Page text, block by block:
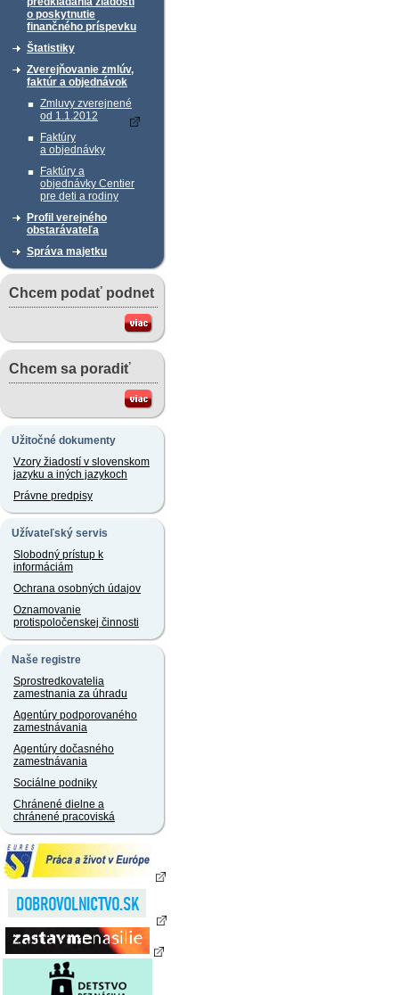
o poskytnutie
finančného príspevku
Štatistiky
Zverejňovanie zmlúv,
faktúr a objednávok
Zmluvy zverejnené
od 1.1.2012
Faktúry
a objednávky
Faktúry a
objednávky Centier
pre deti a rodiny
Profil verejného
obstarávateľa
Správa majetku
Chcem podať podnet
Chcem sa poradiť
Užitočné dokumenty
Vzory žiadostí v slovenskom
jazyku a iných jazykoch
Právne predpisy
Užívateľský servis
Slobodný prístup k
informáciám
Ochrana osobných údajov
Oznamovanie
protispoločenskej činnosti
Naše registre
Sprostredkovatelia
zamestnania za úhradu
Agentúry podporovaného
zamestnávania
Agentúry dočasného
zamestnávania
Sociálne podniky
Chránené dielne a
chránené pracoviská